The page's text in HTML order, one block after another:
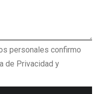
personales confirmo
de Privacidad y